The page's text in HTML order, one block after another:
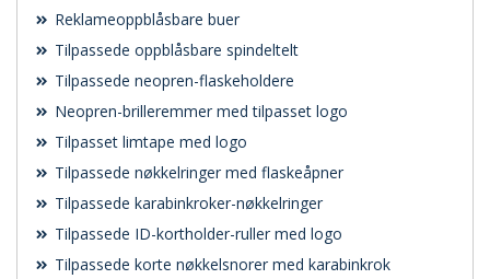
Reklameoppblåsbare buer
Tilpassede oppblåsbare spindeltelt
Tilpassede neopren-flaskeholdere
Neopren-brilleremmer med tilpasset logo
Tilpasset limtape med logo
Tilpassede nøkkelringer med flaskeåpner
Tilpassede karabinkroker-nøkkelringer
Tilpassede ID-kortholder-ruller med logo
Tilpassede korte nøkkelsnorer med karabinkrok